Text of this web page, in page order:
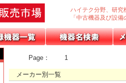
ハイテク分野、研究
「中古機器及び設
Page： 1
メーカー別一覧